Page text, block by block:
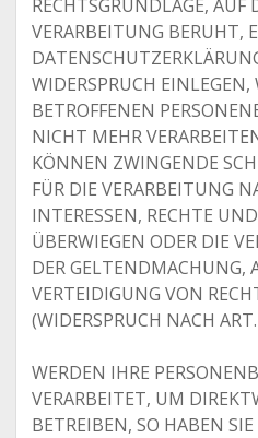
RECHTSGRUNDLAGE, AUF
VERARBEITUNG BERUHT,
WIDERSPRUCH EINLEGEN,
BETROFFENEN
NICHT MEHR
KÖNNEN ZWINGENDE
FÜR DIE VERARBEITUNG
INTERESSEN, RECHTE
ÜBERWIEGEN ODER DIE
DER GELTENDMACHUNG,
VERTEIDIGUNG VON
(WIDERSPRUCH NACH
WERDEN IHRE
VERARBEITET, UM
BETREIBEN, SO HABEN